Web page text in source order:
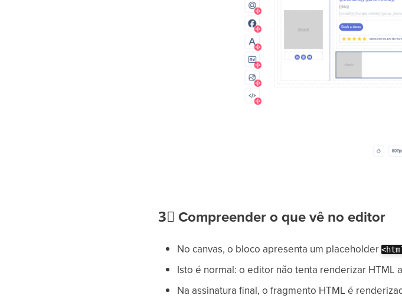
3⃣Compreender o que vê no editor
No canvas, o bloco apresenta um placeholder
Isto é normal: o editor não tenta renderizar HTML
Na assinatura final, o fragmento HTML é